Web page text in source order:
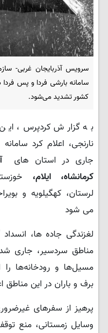
سرویس آذربایجان غربی-
سامانه بارشی فردا و پس
کشور تشدید می‌شود.
به گزارش کردپرس،
نارنجی، اعلام کرد
جاری در استان های
کرمانشاه، ایلام،
لرستان، کهگیلویه و
می شود
لغزندگی جاده ها،
مناطق سردسیر، جاری
مسیل‌ها و رودخانه‌ها را
برف و باران در این مناطق
پرهیز از سفرهای
وسایل زمستانی، منع